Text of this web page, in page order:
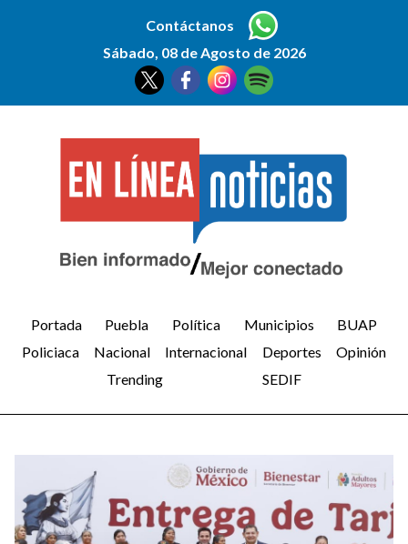
Contáctanos
Sábado, 08 de Agosto de 2026
Portada Puebla Política Municipios
BUAP
Policiaca
Nacional Internacional Deportes
Opinión
Trending
SEDIF